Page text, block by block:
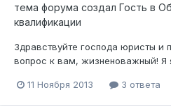
тема форума создал Гость в
квалификации
Здравствуйте господа юристы и
вопрос к вам, жизненоважный! Я
неотработанный срок. Я
11 Ноября 2013 3 ответа